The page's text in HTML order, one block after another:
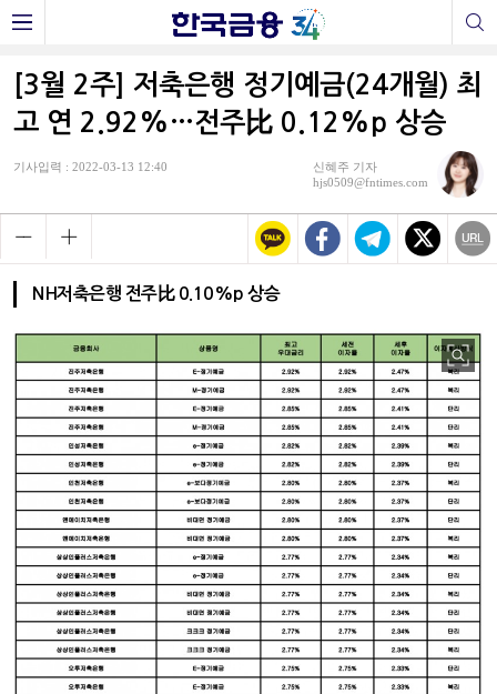
[3월 2주] 저축은행 정기예금(24개월) 최
고 연 2.92%…전주比 0.12%p 상승
기사입력 : 2022-03-13 12:40
신혜주 기자
hjs0509@fntimes.com
NH저축은행 전주比 0.10%p 상승